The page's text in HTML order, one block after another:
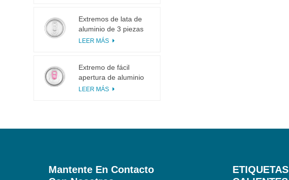
Extremos de lata de
aluminio de 3 piezas
200 SOT para
LEER MÁS
Extremo de fácil
apertura de aluminio
inciso con pestaña
LEER MÁS
Mantente En Contacto
ETIQUETAS